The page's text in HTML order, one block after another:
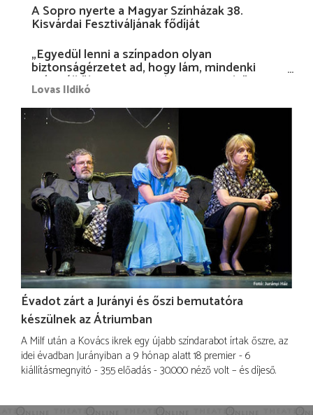
A Sopro nyerte a Magyar Színházak 38.
Kisvárdai Fesztiváljának fődíját
„Egyedül lenni a színpadon olyan
biztonságérzetet ad, hogy lám, mindenki
más nélkül is megvagyok magammal…”
Lovas Ildikó
Évadot zárt a Jurányi és őszi bemutatóra
készülnek az Átriumban
A Milf után a Kovács ikrek egy újabb színdarabot írtak őszre, az
idei évadban Jurányiban a 9 hónap alatt 18 premier - 6
kiállításmegnyitó - 355 előadás - 30.000 néző volt – és díjeső.